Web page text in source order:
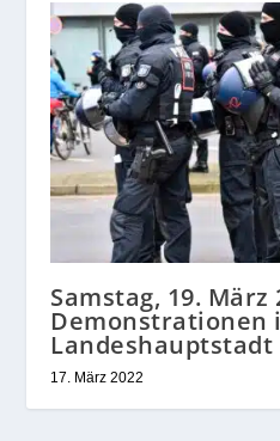
Samstag, 19.
Demonstrationen
Landeshauptstadt
17. März 2022